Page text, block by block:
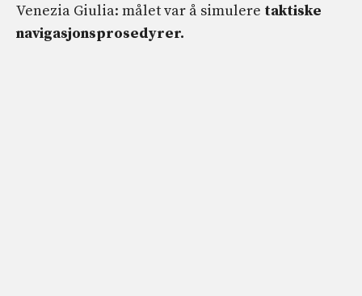
Venezia Giulia: målet var å simulere taktiske
navigasjonsprosedyrer.